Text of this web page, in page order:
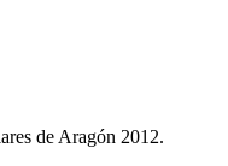
de Aragón 2012.